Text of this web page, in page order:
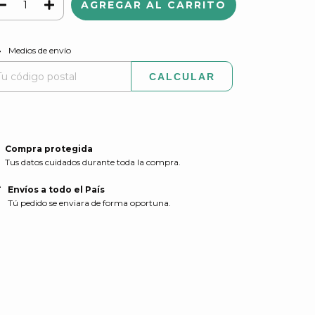
para el CP:
Medios de envío
CALCULAR
Compra protegida
Tus datos cuidados durante toda la compra.
Envíos a todo el País
Tú pedido se enviara de forma oportuna.